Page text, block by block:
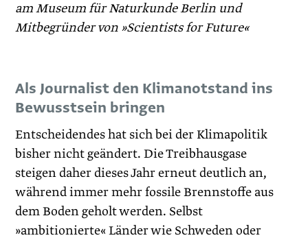
am Museum für Naturkunde Berlin und
Mitbegründer von »Scientists for Future«
Als Journalist den Klimanotstand ins
Bewusstsein bringen
Entscheidendes hat sich bei der Klimapolitik
bisher nicht geändert. Die Treibhausgase
steigen daher dieses Jahr erneut deutlich an,
während immer mehr fossile Brennstoffe aus
dem Boden geholt werden. Selbst
»ambitionierte« Länder wie Schweden oder